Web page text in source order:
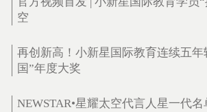
空
再创新高！小新星国际教育连续五年
国”年度大奖
NEWSTAR•星耀太空代言人星一代